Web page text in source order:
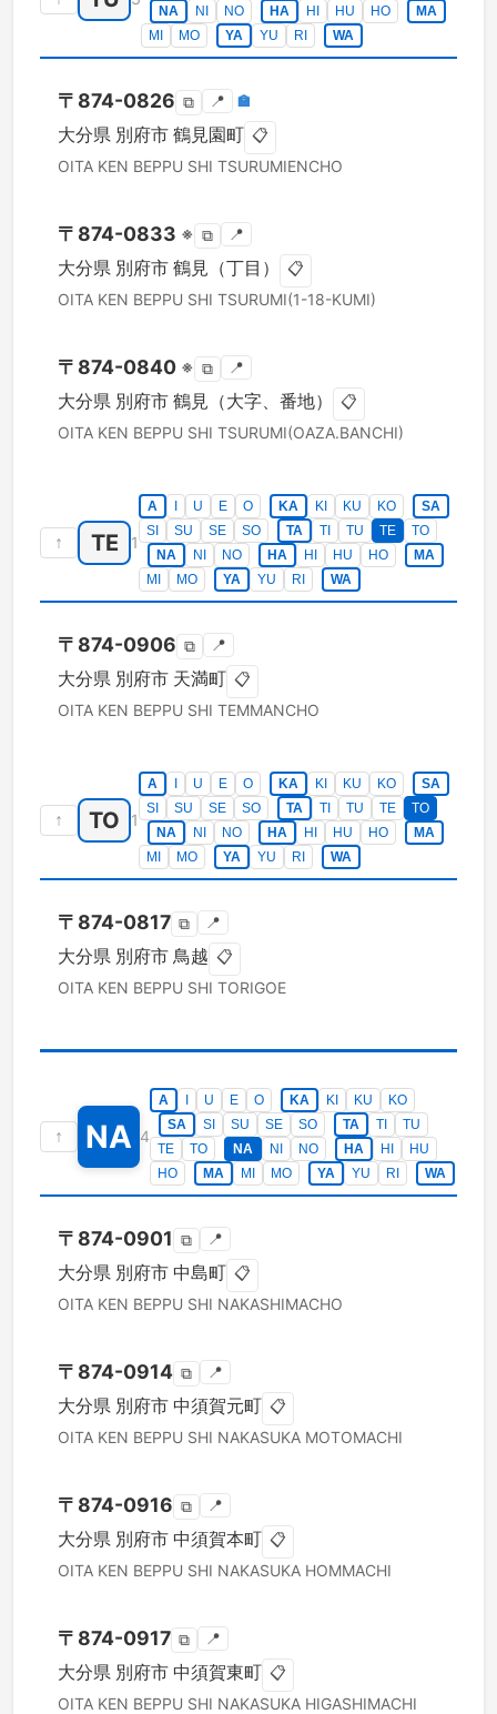
NA NI NO HA HI HU HO
MA
MI
MO YA YU RI WA
〒 874-0826 ⧉ 📍 🏣
大分県 別府市 鶴見園町 📋
OITA KEN BEPPU SHI TSURUMIENCHO
〒 874-0833 ※ ⧉ 📍
大分県 別府市 鶴見（丁目） 📋
OITA KEN BEPPU SHI TSURUMI(1-18-KUMI)
〒 874-0840 ※ ⧉ 📍
大分県 別府市 鶴見（大字、番地） 📋
OITA KEN BEPPU SHI TSURUMI(OAZA.BANCHI)
↑ TE 1
A U E O KA KI KU KO
SA
SI
SU SE SO TA TI TU TE
TO
NA
NI NO HA HI HU HO
MA
MI
MO YA YU RI WA
〒 874-0906 ⧉ 📍
大分県 別府市 天満町 📋
OITA KEN BEPPU SHI TEMMANCHO
↑ TO 1
A U E O KA KI KU KO
SA
SI
SU SE SO TA TI TU TE
TO
NA
NI NO HA HI HU HO
MA
MI
MO YA YU RI WA
〒 874-0817 ⧉ 📍
大分県 別府市 鳥越 📋
OITA KEN BEPPU SHI TORIGOE
↑ NA 4
A U E O KA KI KU
KO
SA
SI SU SE SO TA TI
TU
TE
TO NA NI NO HA HI
HU
HO
MA MI MO YA YU RI WA
〒 874-0901 ⧉ 📍
大分県 別府市 中島町 📋
OITA KEN BEPPU SHI NAKASHIMACHO
〒 874-0914 ⧉ 📍
大分県 別府市 中須賀元町 📋
OITA KEN BEPPU SHI NAKASUKA MOTOMACHI
〒 874-0916 ⧉ 📍
大分県 別府市 中須賀本町 📋
OITA KEN BEPPU SHI NAKASUKA HOMMACHI
〒 874-0917 ⧉ 📍
大分県 別府市 中須賀東町 📋
OITA KEN BEPPU SHI NAKASUKA HIGASHIMACHI